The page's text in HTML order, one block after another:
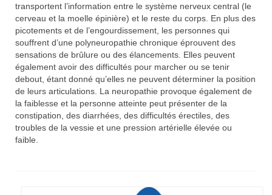
Prévalence
Syndrome du X fragile (FXS)
Syndrome du tremblement-ataxie lié au X
fragile (FXTAS)
Syndrome de l’Insuffisance Ovarienne
Précoce liée au X fragile (FXPOI)
Dépistage génétique
transportent l’information entre le système nerveux central (le
cerveau et la moelle épinière) et le reste du corps. En plus des
picotements et de l’engourdissement, les personnes qui
souffrent d’une polyneuropathie chronique éprouvent des
sensations de brûlure ou des élancements. Elles peuvent
également avoir des difficultés pour marcher ou se tenir
debout, étant donné qu’elles ne peuvent déterminer la position
de leurs articulations. La neuropathie provoque également de
la faiblesse et la personne atteinte peut présenter de la
constipation, des diarrhées, des difficultés érectiles, des
troubles de la vessie et une pression artérielle élevée ou
faible.